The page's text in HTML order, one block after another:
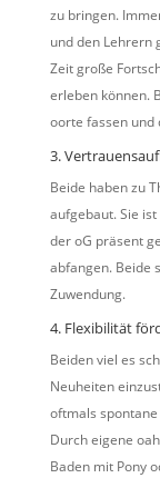
zu bringen.
und den Lehrern
Zeit große
erleben können.
oorte fassen und
3.
Beide haben zu
aufgebaut. Sie
der oG präsent
abfangen. Beide
Zuwendung.
4. Flexibilität
Beiden viel es
Neuheiten
oftmals
Durch eigene
Baden mit Pony